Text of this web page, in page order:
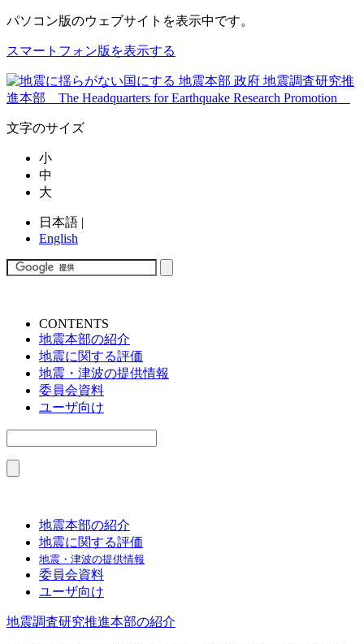
パソコン版のウェブサイトを表示中です。
スマートフォン版を表示する
文字のサイズ
小
中
大
日本語 |
English
CONTENTS
地震本部の紹介
地震に関する評価
地震・津波の提供情報
委員会資料
ユーザ向け
地震本部の紹介
地震に関する評価
地震・津波の提供情報
委員会資料
ユーザ向け
地震調査研究推進本部の紹介